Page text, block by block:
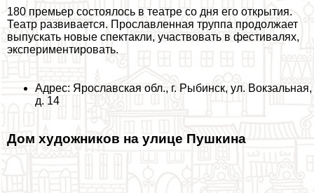
180 премьер состоялось в театре со дня его открытия.
Театр развивается. Прославленная труппа продолжает
выпускать новые спектакли, участвовать в фестивалях,
экспериментировать.
Адрес: Ярославская обл., г. Рыбинск, ул. Вокзальная,
д. 14
Дом художников на улице Пушкина